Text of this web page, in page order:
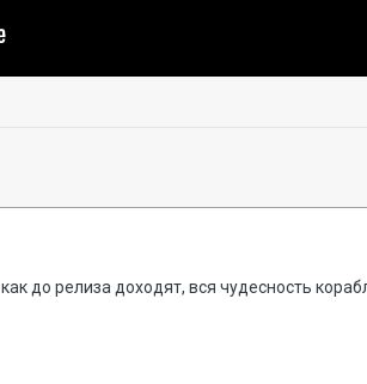
до релиза доходят, вся чудесность